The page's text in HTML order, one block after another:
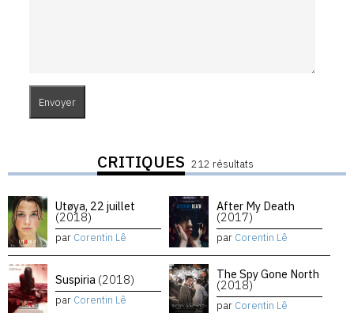
CRITIQUES 212 résultats
Utøya, 22 juillet
(2018)
par Corentin Lê
After My Death
(2017)
par Corentin Lê
Suspiria (2018)
par Corentin Lê
The Spy Gone North
(2018)
par Corentin Lê